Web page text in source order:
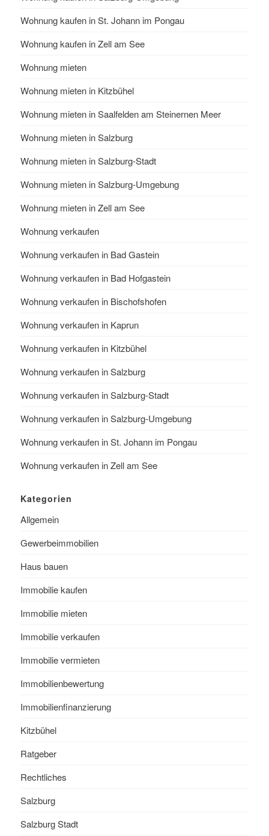
Wohnung kaufen in St. Johann im Pongau
Wohnung kaufen in Zell am See
Wohnung mieten
Wohnung mieten in Kitzbühel
Wohnung mieten in Saalfelden am Steinernen Meer
Wohnung mieten in Salzburg
Wohnung mieten in Salzburg-Stadt
Wohnung mieten in Salzburg-Umgebung
Wohnung mieten in Zell am See
Wohnung verkaufen
Wohnung verkaufen in Bad Gastein
Wohnung verkaufen in Bad Hofgastein
Wohnung verkaufen in Bischofshofen
Wohnung verkaufen in Kaprun
Wohnung verkaufen in Kitzbühel
Wohnung verkaufen in Salzburg
Wohnung verkaufen in Salzburg-Stadt
Wohnung verkaufen in Salzburg-Umgebung
Wohnung verkaufen in St. Johann im Pongau
Wohnung verkaufen in Zell am See
Kategorien
Allgemein
Gewerbeimmobilien
Haus bauen
Immobilie kaufen
Immobilie mieten
Immobilie verkaufen
Immobilie vermieten
Immobilienbewertung
Immobilienfinanzierung
Kitzbühel
Ratgeber
Rechtliches
Salzburg
Salzburg Stadt